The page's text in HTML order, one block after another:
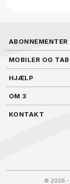
ABONNEMENTER
MOBILER OG
HJÆLP
OM 3
KONTAKT
© 2026 -